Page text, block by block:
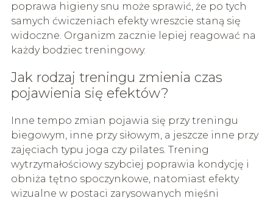
poprawa higieny snu może sprawić, że po tych
samych ćwiczeniach efekty wreszcie staną się
widoczne. Organizm zacznie lepiej reagować na
każdy bodziec treningowy.
Jak rodzaj treningu zmienia czas
pojawienia się efektów?
Inne tempo zmian pojawia się przy treningu
biegowym, inne przy siłowym, a jeszcze inne przy
zajęciach typu joga czy pilates. Trening
wytrzymałościowy szybciej poprawia kondycję i
obniża tętno spoczynkowe, natomiast efekty
wizualne w postaci zarysowanych mięśni